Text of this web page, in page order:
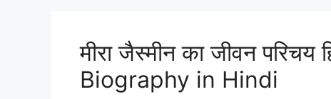
मीरा जैस्मीन का जीवन
Biography in Hindi